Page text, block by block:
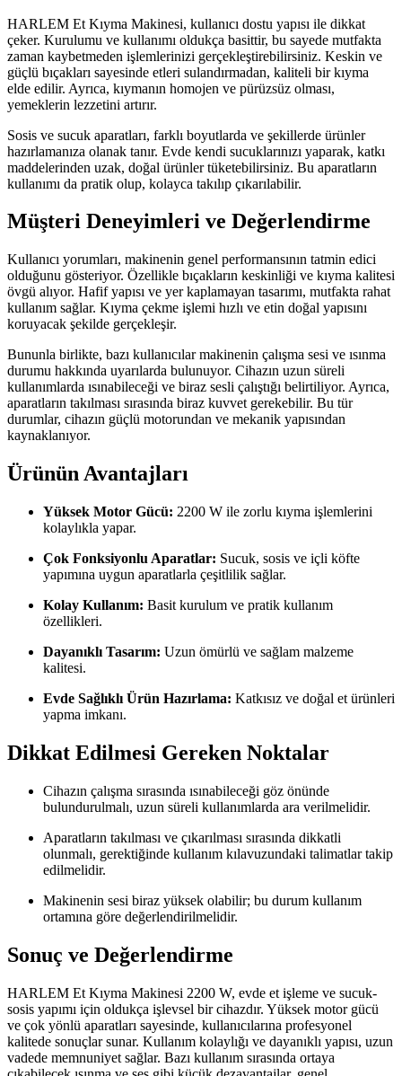
HARLEM Et Kıyma Makinesi, kullanıcı dostu yapısı ile dikkat
çeker. Kurulumu ve kullanımı oldukça basittir, bu sayede mutfakta
zaman kaybetmeden işlemlerinizi gerçekleştirebilirsiniz. Keskin ve
güçlü bıçakları sayesinde etleri sulandırmadan, kaliteli bir kıyma
elde edilir. Ayrıca, kıymanın homojen ve pürüzsüz olması,
yemeklerin lezzetini artırır.
Sosis ve sucuk aparatları, farklı boyutlarda ve şekillerde ürünler
hazırlamanıza olanak tanır. Evde kendi sucuklarınızı yaparak, katkı
maddelerinden uzak, doğal ürünler tüketebilirsiniz. Bu aparatların
kullanımı da pratik olup, kolayca takılıp çıkarılabilir.
Müşteri Deneyimleri ve Değerlendirme
Kullanıcı yorumları, makinenin genel performansının tatmin edici
olduğunu gösteriyor. Özellikle bıçakların keskinliği ve kıyma kalitesi
övgü alıyor. Hafif yapısı ve yer kaplamayan tasarımı, mutfakta rahat
kullanım sağlar. Kıyma çekme işlemi hızlı ve etin doğal yapısını
koruyacak şekilde gerçekleşir.
Bununla birlikte, bazı kullanıcılar makinenin çalışma sesi ve ısınma
durumu hakkında uyarılarda bulunuyor. Cihazın uzun süreli
kullanımlarda ısınabileceği ve biraz sesli çalıştığı belirtiliyor. Ayrıca,
aparatların takılması sırasında biraz kuvvet gerekebilir. Bu tür
durumlar, cihazın güçlü motorundan ve mekanik yapısından
kaynaklanıyor.
Ürünün Avantajları
Yüksek Motor Gücü: 2200 W ile zorlu kıyma işlemlerini
kolaylıkla yapar.
Çok Fonksiyonlu Aparatlar: Sucuk, sosis ve içli köfte
yapımına uygun aparatlarla çeşitlilik sağlar.
Kolay Kullanım: Basit kurulum ve pratik kullanım
özellikleri.
Dayanıklı Tasarım: Uzun ömürlü ve sağlam malzeme
kalitesi.
Evde Sağlıklı Ürün Hazırlama: Katkısız ve doğal et ürünleri
yapma imkanı.
Dikkat Edilmesi Gereken Noktalar
Cihazın çalışma sırasında ısınabileceği göz önünde
bulundurulmalı, uzun süreli kullanımlarda ara verilmelidir.
Aparatların takılması ve çıkarılması sırasında dikkatli
olunmalı, gerektiğinde kullanım kılavuzundaki talimatlar takip
edilmelidir.
Makinenin sesi biraz yüksek olabilir; bu durum kullanım
ortamına göre değerlendirilmelidir.
Sonuç ve Değerlendirme
HARLEM Et Kıyma Makinesi 2200 W, evde et işleme ve sucuk-
sosis yapımı için oldukça işlevsel bir cihazdır. Yüksek motor gücü
ve çok yönlü aparatları sayesinde, kullanıcılarına profesyonel
kalitede sonuçlar sunar. Kullanım kolaylığı ve dayanıklı yapısı, uzun
vadede memnuniyet sağlar. Bazı kullanım sırasında ortaya